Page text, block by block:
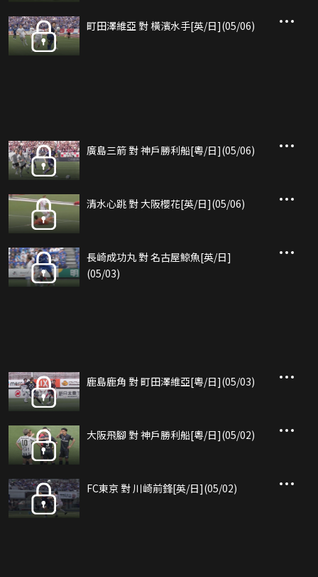
町田澤維亞 對 橫濱水手[英/日](05/06)
廣島三箭 對 神戶勝利船[粵/日](05/06)
清水心跳 對 大阪櫻花[英/日](05/06)
長崎成功丸 對 名古屋鯨魚[英/日]
(05/03)
鹿島鹿角 對 町田澤維亞[粵/日](05/03)
大阪飛腳 對 神戶勝利船[粵/日](05/02)
FC東京 對 川崎前鋒[英/日](05/02)